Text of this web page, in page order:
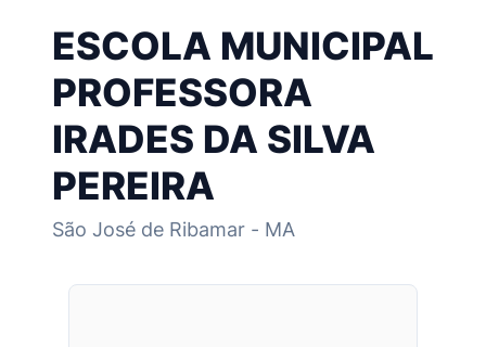
ESCOLA MUNICIPAL
PROFESSORA
IRADES DA SILVA
PEREIRA
São José de Ribamar - MA